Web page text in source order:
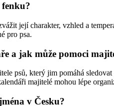
její charakter, vzhled a
pro psa.
a jak může pomoci
psů, který jim pomáhá
majitelé mohou lépe
v Česku?